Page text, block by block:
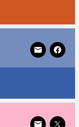
Follow XR
Follow XR